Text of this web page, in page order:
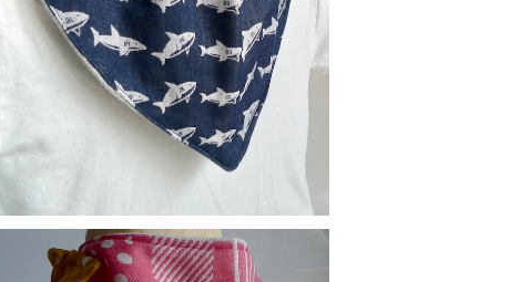
替えスタイ：サメ
¥900